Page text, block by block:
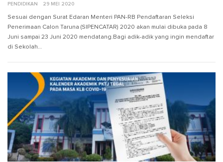
PENDIDIKAN 29 MEI 2020
Sesuai dengan Surat Edaran Menteri PAN-RB Pendaftaran Seleksi
Penerimaan Calon Taruna (SIPENCATAR) 2020 akan mulai dibuka pada 8
Juni sampai 23 Juni 2020 mendatang.Bagi adik-adik yang ingin mendaftar
di Sekolah…